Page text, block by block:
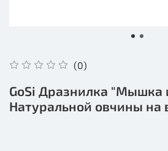
(0)
GoSi Дразнилка "Мышка
Натуральной овчины на